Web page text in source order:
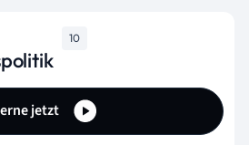
10
jetzt